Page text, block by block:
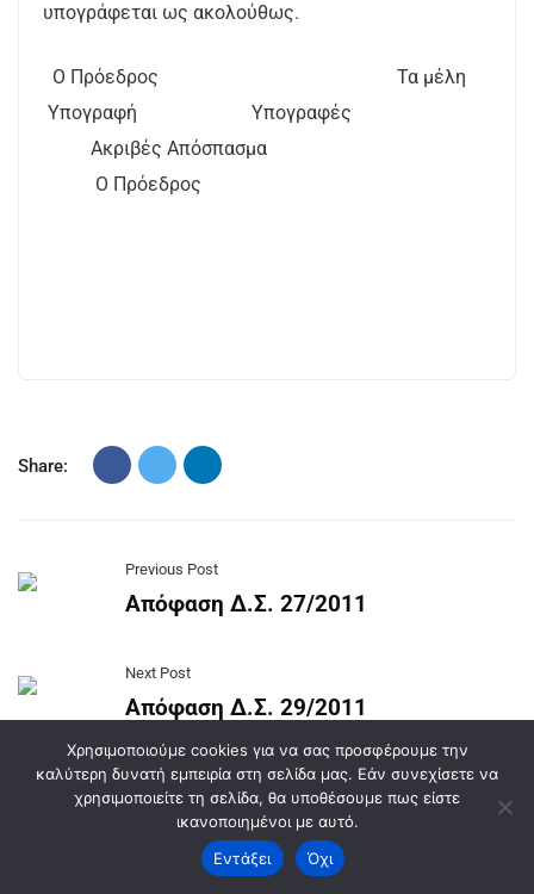
υπογράφεται ως ακολούθως.
Ο Πρόεδρος Τα μέλη
Υπογραφή Υπογραφές
Ακριβές Απόσπασμα
Ο Πρόεδρος
Share:
Previous Post
Απόφαση Δ.Σ. 27/2011
Next Post
Απόφαση Δ.Σ. 29/2011
Πρόσφατα Άρθρα
Χρησιμοποιούμε cookies για να σας προσφέρουμε την
καλύτερη δυνατή εμπειρία στη σελίδα μας. Εάν συνεχίσετε να
χρησιμοποιείτε τη σελίδα, θα υποθέσουμε πως είστε
ικανοποιημένοι με αυτό.
Εντάξει
Όχι